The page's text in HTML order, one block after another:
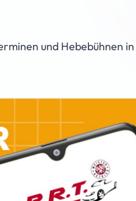
und Hebebühnen